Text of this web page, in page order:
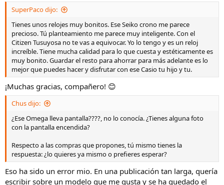
mismo reloj; me hace mucha ilusión compartir esa conexión con él.
Tras esta compra (unos 40€ por cada uno), me quedan 470€ en la
hucha (el de mi hijo sale del presupuesto familiar).
Mi plan es el siguiente:
Citizen Tsuyosa Tiffany (Nuevo):Lo tengo localizado por 270€.
Ver el archivos adjunto 3474704
El remanente (200€):
ahorrando. Mi próximo objetivo es algo más formal, quizás un
Orient Bambino Sun and Moon en negro, o alguna alternativa de
vestir con fase lunar que ronde ese precio.
Mis dudas para los expertos:
¿Cómo veis la propuesta? ¿Es el Tsuyosa Tiffany la mejor opción o
creéis que por un presupuesto algo mayor (aprovechando parte de
esos 200€ que sobran) debería mirar algo que realmente dé un salto
de calidad importante?
SuperPaco dijo:
Tienes unos relojes muy bonitos. Ese Seiko crono me parece
precioso. Tú planteamiento me parece muy inteligente. Con el
Citizen Tusuyosa no te vas a equivocar. Yo lo tengo y es un reloj
increíble. Tiene mucha calidad para lo que cuesta y estéticamente es
muy bonito. Guardar el resto para ahorrar para más adelante es lo
mejor que puedes hacer y disfrutar con ese Casio tu hijo y tu.
¡Muchas gracias, compañero! 😊
Chus dijo:
¿Ese Omega lleva pantalla????, no lo conocía. ¿Tienes alguna foto
con la pantalla encendida?
Respecto a las compras que propones, tú mismo tienes la
respuesta: ¿lo quieres ya mismo o prefieres esperar?
Eso ha sido un error mio. En una publicación tan larga, quería
escribir sobre un modelo que me gusta y se ha quedado el